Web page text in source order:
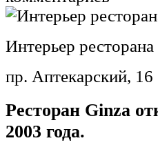
Интерьер
пр. Аптекарский, 16
Ресторан Ginza
2003 года.